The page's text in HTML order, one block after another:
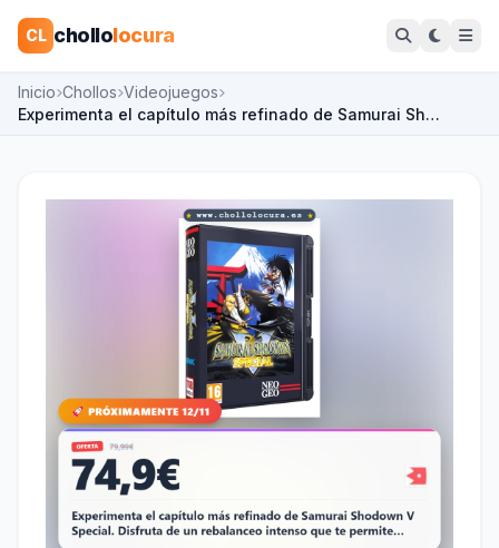
CL chollolocura
Inicio Chollos Videojuegos
Experimenta el capítulo más refinado de Samurai Sh…